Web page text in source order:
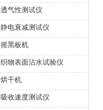
透气性测试仪
静电衰减测试仪
摇黑板机
织物表面沾水试验仪
烘干机
吸收速度测试仪